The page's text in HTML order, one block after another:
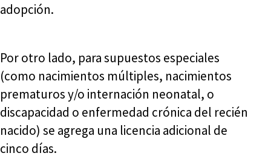
adopción.
Por otro lado, para supuestos especiales
(como nacimientos múltiples, nacimientos
prematuros y/o internación neonatal, o
discapacidad o enfermedad crónica del recién
nacido) se agrega una licencia adicional de
cinco días.